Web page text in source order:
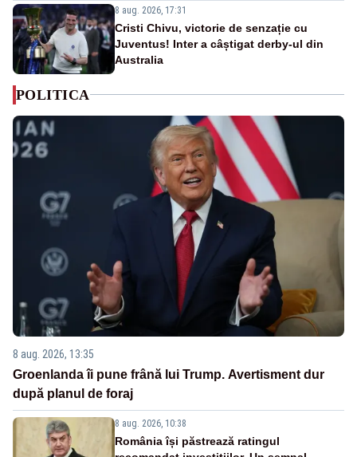
8 aug. 2026, 17:31
Cristi Chivu, victorie de senzație cu
Juventus! Inter a câștigat derby-ul din
Australia
POLITICA
8 aug. 2026, 13:35
Groenlanda îi pune frână lui Trump. Avertisment dur
după planul de foraj
8 aug. 2026, 10:38
România își păstrează ratingul